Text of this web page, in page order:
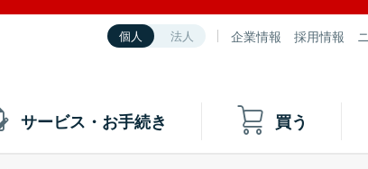
個人 法人 企業情報 採用情報
サービス・お手続き 買う